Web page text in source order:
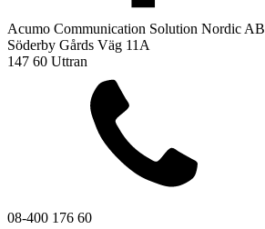
Acumo Communication Solution Nordic AB
Söderby Gårds Väg 11A
147 60 Uttran
08-400 176 60